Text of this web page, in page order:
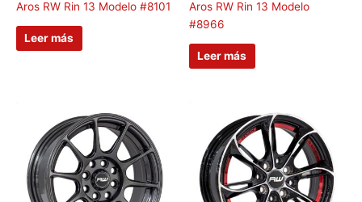
Aros RW Rin 13 Modelo #8101
Leer más
Aros RW Rin 13 Modelo
#8966
Leer más